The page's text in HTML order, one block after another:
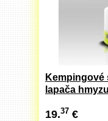
lapača
19.37 €